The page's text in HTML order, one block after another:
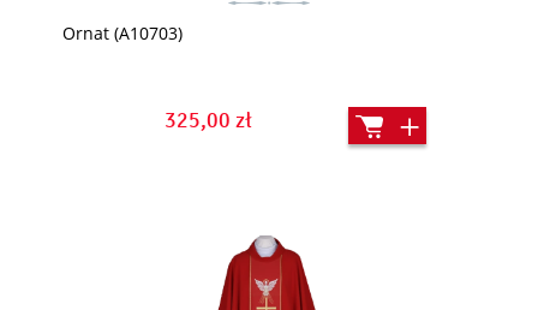
Ornat (A10703)
325,00 zł